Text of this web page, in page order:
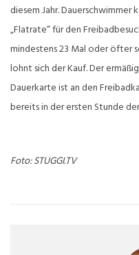
diesem Jahr. Dauerschwimmer
„Flatrate“ für den
mindestens 23 Mal oder öfter
lohnt sich der Kauf. Der
Dauerkarte ist an den
bereits in der ersten Stunde
Foto: STUGGI.TV